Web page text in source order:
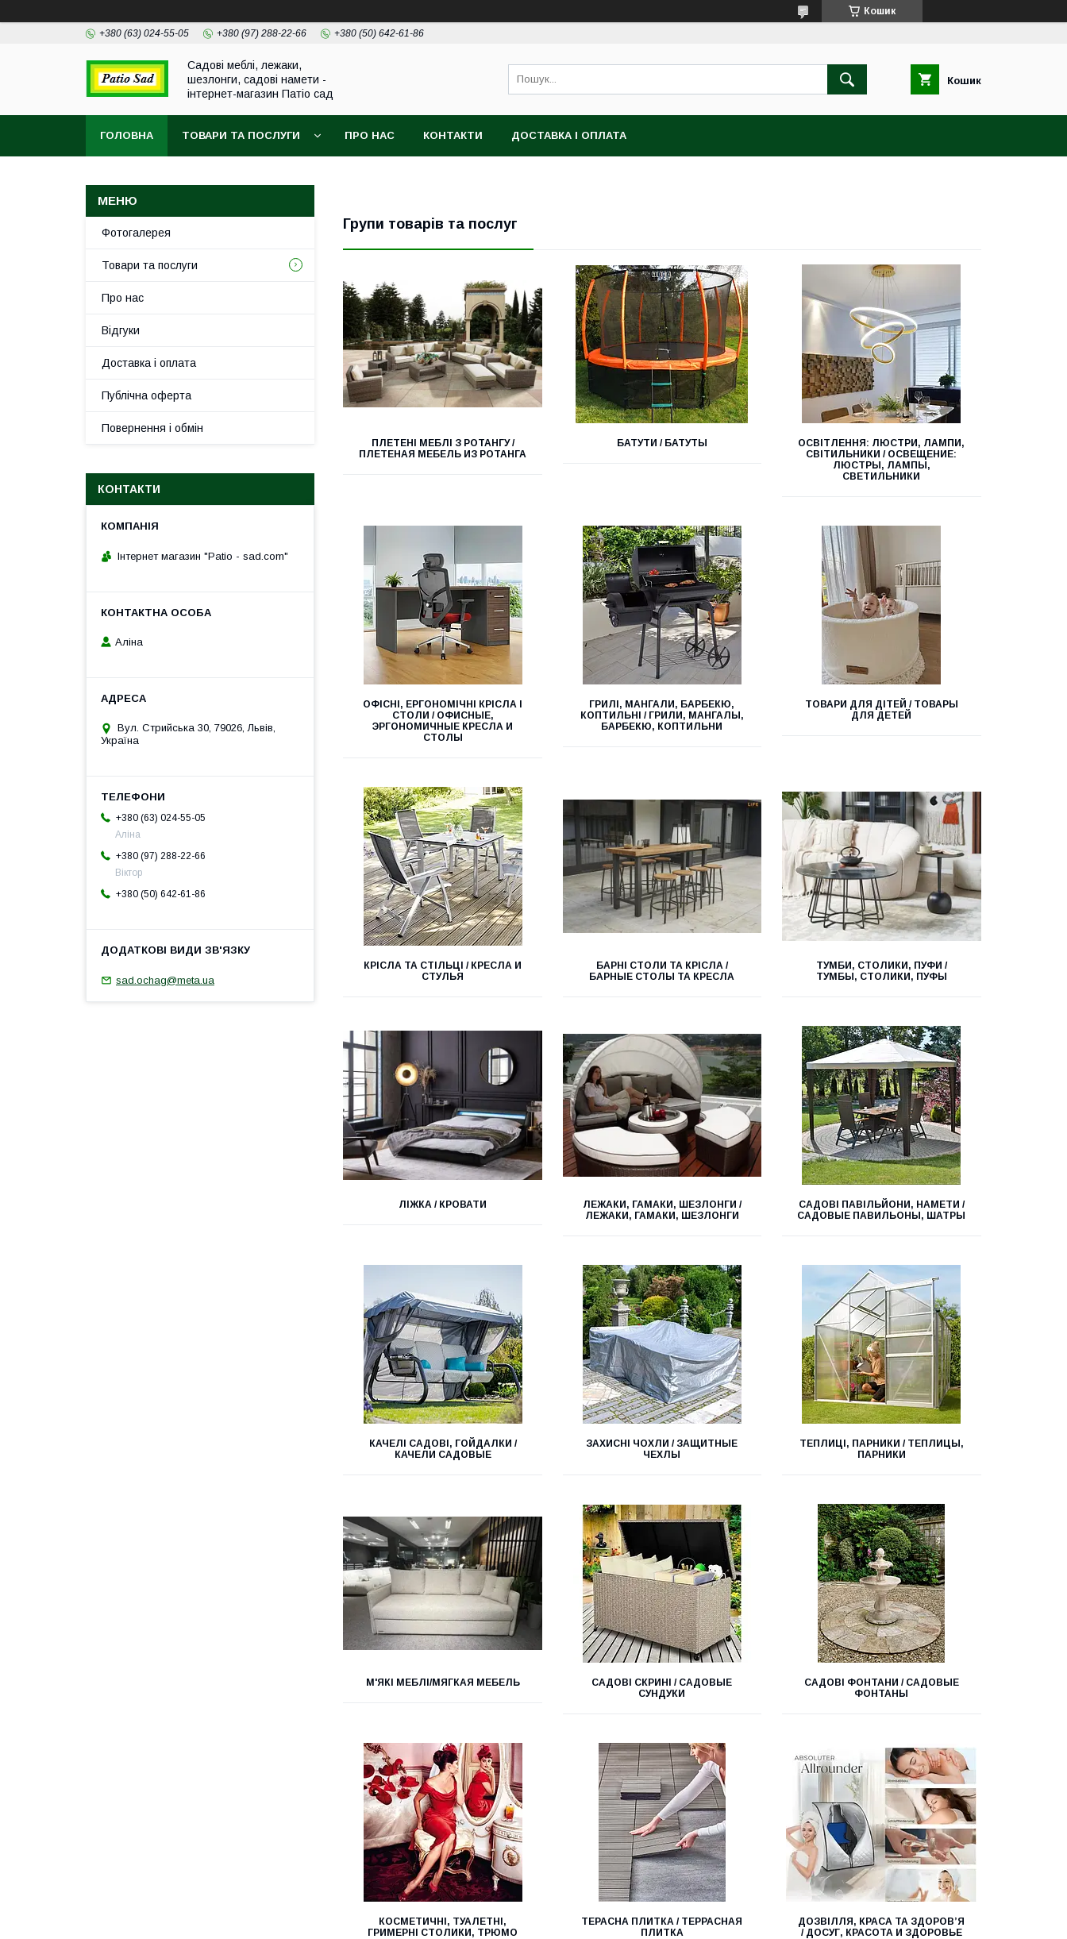
Кошик
+380 (63) 024-55-05 +380 (97) 288-22-66 +380 (50) 642-61-86
Садові меблі, лежаки,
шезлонги, садові намети -
інтернет-магазин Патіо сад
Кошик
ГОЛОВНА ТОВАРИ ТА ПОСЛУГИ ПРО НАС КОНТАКТИ ДОСТАВКА І ОПЛАТА
Групи товарів та послуг
ПЛЕТЕНІ МЕБЛІ З РОТАНГУ /
ПЛЕТЕНАЯ МЕБЕЛЬ ИЗ РОТАНГА
БАТУТИ / БАТУТЫ
ОСВІТЛЕННЯ: ЛЮСТРИ, ЛАМПИ,
СВІТИЛЬНИКИ / ОСВЕЩЕНИЕ:
ЛЮСТРЫ, ЛАМПЫ,
СВЕТИЛЬНИКИ
ОФІСНІ, ЕРГОНОМІЧНІ КРІСЛА І
СТОЛИ / ОФИСНЫЕ,
ЭРГОНОМИЧНЫЕ КРЕСЛА И
СТОЛЫ
ГРИЛІ, МАНГАЛИ, БАРБЕКЮ,
КОПТИЛЬНІ / ГРИЛИ, МАНГАЛЫ,
БАРБЕКЮ, КОПТИЛЬНИ
ТОВАРИ ДЛЯ ДІТЕЙ / ТОВАРЫ
ДЛЯ ДЕТЕЙ
КРІСЛА ТА СТІЛЬЦІ / КРЕСЛА И
СТУЛЬЯ
БАРНІ СТОЛИ ТА КРІСЛА /
БАРНЫЕ СТОЛЫ ТА КРЕСЛА
ТУМБИ, СТОЛИКИ, ПУФИ /
ТУМБЫ, СТОЛИКИ, ПУФЫ
ЛІЖКА / КРОВАТИ
ЛЕЖАКИ, ГАМАКИ, ШЕЗЛОНГИ /
ЛЕЖАКИ, ГАМАКИ, ШЕЗЛОНГИ
САДОВІ ПАВІЛЬЙОНИ, НАМЕТИ /
САДОВЫЕ ПАВИЛЬОНЫ, ШАТРЫ
КАЧЕЛІ САДОВІ, ГОЙДАЛКИ /
КАЧЕЛИ САДОВЫЕ
ЗАХИСНІ ЧОХЛИ / ЗАЩИТНЫЕ
ЧЕХЛЫ
ТЕПЛИЦІ, ПАРНИКИ / ТЕПЛИЦЫ,
ПАРНИКИ
М'ЯКІ МЕБЛІ/МЯГКАЯ МЕБЕЛЬ
САДОВІ СКРИНІ / САДОВЫЕ
СУНДУКИ
САДОВІ ФОНТАНИ / САДОВЫЕ
ФОНТАНЫ
КОСМЕТИЧНІ, ТУАЛЕТНІ,
ГРИМЕРНІ СТОЛИКИ, ТРЮМО
ТЕРАСНА ПЛИТКА / ТЕРРАСНАЯ
ПЛИТКА
ДОЗВІЛЛЯ, КРАСА ТА ЗДОРОВ’Я
/ ДОСУГ, КРАСОТА И ЗДОРОВЬЕ
Фотогалерея
Товари та послуги
Про нас
Відгуки
Доставка і оплата
Публічна оферта
Повернення і обмін
КОНТАКТИ
Інтернет магазин "Patio - sad.com"
Аліна
Вул. Стрийська 30, 79026, Львів,
Україна
+380 (63) 024-55-05
Аліна
+380 (97) 288-22-66
Віктор
+380 (50) 642-61-86
sad.ochag@meta.ua